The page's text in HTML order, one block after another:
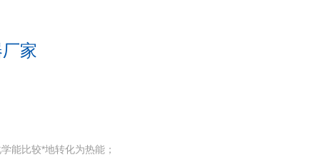
家
能比较*地转化为热能；